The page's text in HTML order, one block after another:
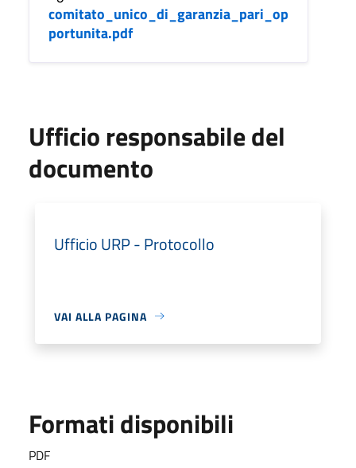
comitato_unico_di_garanzia_pari_op
portunita.pdf
Ufficio responsabile del
documento
Ufficio URP - Protocollo
VAI ALLA PAGINA
Formati disponibili
PDF